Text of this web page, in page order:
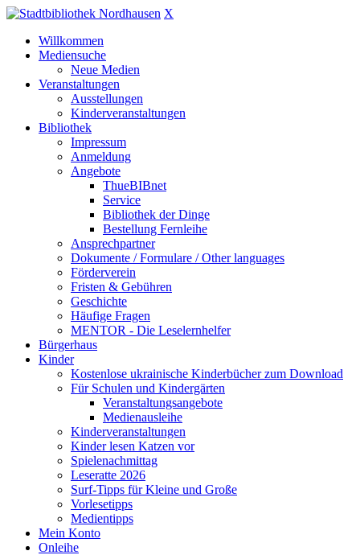
X
Willkommen
Mediensuche
Neue Medien
Veranstaltungen
Ausstellungen
Kinderveranstaltungen
Bibliothek
Impressum
Anmeldung
Angebote
ThueBIBnet
Service
Bibliothek der Dinge
Bestellung Fernleihe
Ansprechpartner
Dokumente / Formulare / Other languages
Förderverein
Fristen & Gebühren
Geschichte
Häufige Fragen
MENTOR - Die Leselernhelfer
Bürgerhaus
Kinder
Kostenlose ukrainische Kinderbücher zum Download
Für Schulen und Kindergärten
Veranstaltungsangebote
Medienausleihe
Kinderveranstaltungen
Kinder lesen Katzen vor
Spielenachmittag
Leseratte 2026
Surf-Tipps für Kleine und Große
Vorlesetipps
Medientipps
Mein Konto
Onleihe